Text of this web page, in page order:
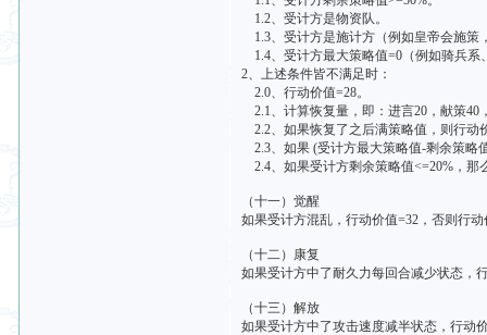
1.2、受计方是物资队。
1.3、受计方是施计方（例如皇帝会施策
1.4、受计方最大策略值=0（例如骑兵系
2、上述条件皆不满足时：
2.0、行动价值=28。
2.1、计算恢复量，即：进言20，献策40
2.2、如果恢复了之后满策略值，则行动
2.3、如果 (受计方最大策略值-剩余策略
2.4、如果受计方剩余策略值<=20%，那
（十一）觉醒
如果受计方混乱，行动价值=32，否则行
（十二）康复
如果受计方中了耐久力每回合减少状态，
（十三）解放
如果受计方中了攻击速度减半状态，行动